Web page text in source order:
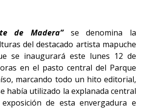
de Madera”se denomina la
del destacado artista mapuche
se inaugurará este lunes 12 de
en el pasto central del Parque
marcando todo un hito editorial,
había utilizado la explanada central
de esta envergadura e